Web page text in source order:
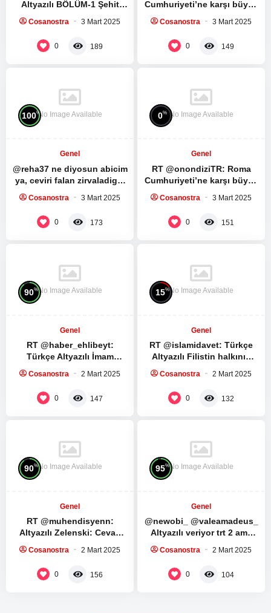
Altyazılı BÖLÜM-1 Şehit
Seyyid Haşim Safiyüddin’in
medya sitesi ile yaptığı
Cosanostra 3 Mart 2025
0 189
Cumhuriyeti’ne karşı büyük
Spartacus Dizisinin ilk 5
bölümünü…
Cosanostra 3 Mart 2025
0 149
No Image Available
100%
Genel
@reha37 ne diyosun abicim
ya, ceviri falan zirvaladigin
mensini silmissin, herhalde
fark ettin dunyanin…
Cosanostra 3 Mart 2025
0 173
No Image Available
0%
Genel
RT @onondiziTR: Roma
Cumhuriyeti’ne karşı büyük
Spartacus Dizisinin ilk 5
bölümünü…
Cosanostra 3 Mart 2025
0 151
No Image Available
90%
Genel
RT @haber_ehlibeyt:
Türkçe Altyazılı İmam
Humeyni ve İmam Seyyid Ali
Hamaney’in Ramazan
ayında yapılması…
Cosanostra 2 Mart 2025
0 147
No Image Available
15%
Genel
RT @islamidavet: Türkçe
Altyazılı Filistin halkının
liderlerine bağlılıkları…
Muhammed Dayf tüm…
Cosanostra 2 Mart 2025
0 132
No Image Available
90%
Genel
RT @muhendisyenn:
Altyazılı Zelenski: Cevap
verebilir miyim? Trump:
Hayır, yeterince konuştun.
ABD Başkanı Donald…
Cosanostra 2 Mart 2025
0 156
No Image Available
95%
Genel
@newobi_ @valeamadeus_
Altyazılı veriyor trt 2 ama
yine de izlenmez ya kesiyo
çoğu sahneyi…
Cosanostra 2 Mart 2025
0 104